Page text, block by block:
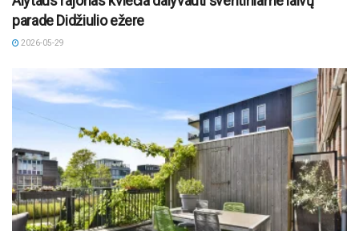
parade Didžiulio ežere
2026-05-29